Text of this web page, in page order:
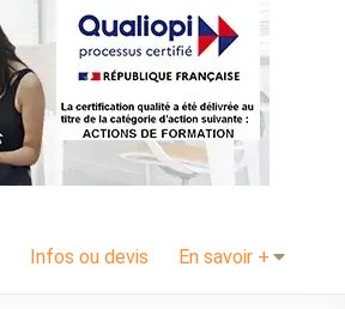
Infos ou devis En savoir +